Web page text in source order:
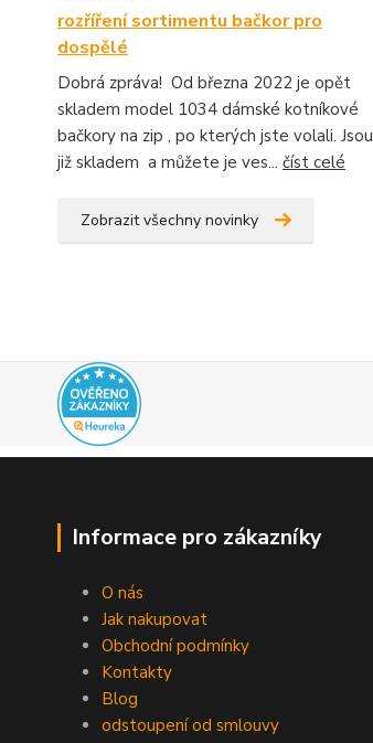
rozříření sortimentu bačkor pro
dospělé
Dobrá zpráva! Od března 2022 je opět
skladem model 1034 dámské kotníkové
bačkory na zip , po kterých jste volali. Jsou
již skladem a můžete je ves... číst celé
Zobrazit všechny novinky
Informace pro zákazníky
O nás
Jak nakupovat
Obchodní podmínky
Kontakty
Blog
odstoupení od smlouvy